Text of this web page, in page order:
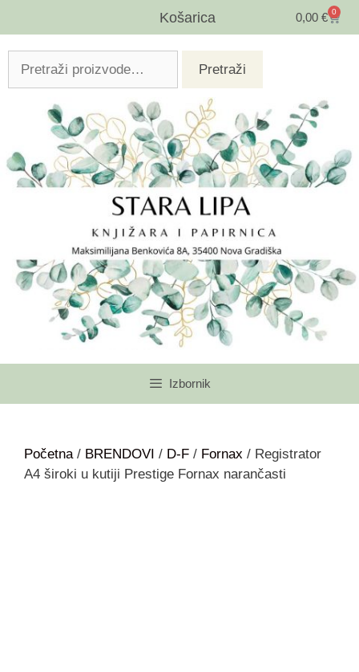
Košarica 0,00 € 0
Pretraži
Izbornik
Početna/ BRENDOVI / D-F / Fornax / Registrator
A4 široki u kutiji Prestige Fornax narančasti